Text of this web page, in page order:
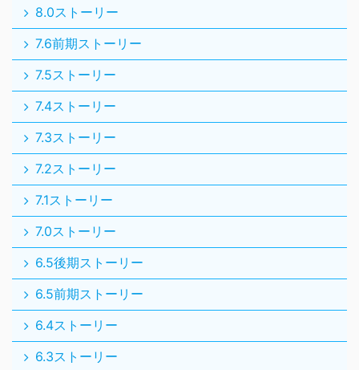
8.0ストーリー
7.6前期ストーリー
7.5ストーリー
7.4ストーリー
7.3ストーリー
7.2ストーリー
7.1ストーリー
7.0ストーリー
6.5後期ストーリー
6.5前期ストーリー
6.4ストーリー
6.3ストーリー